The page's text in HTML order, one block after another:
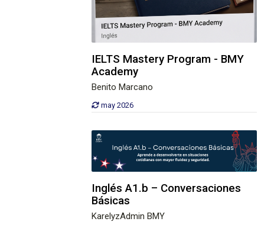
IELTS Mastery Program - BMY
Academy
Benito Marcano
may 2026
Inglés A1.b – Conversaciones
Básicas
KarelyzAdmin BMY